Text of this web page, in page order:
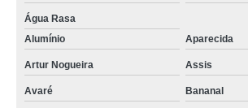
Água Rasa
Alumínio
Aparecida
Artur Nogueira Assis
Avaré Bananal